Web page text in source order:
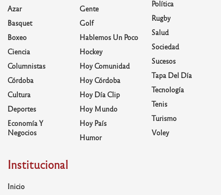
Azar
Basquet
Boxeo
Ciencia
Columnistas
Córdoba
Cultura
Deportes
Economía Y
Negocios
Gente
Golf
Hablemos Un Poco
Hockey
Hoy Comunidad
Hoy Córdoba
Hoy Día Clip
Hoy Mundo
Hoy País
Humor
Política
Rugby
Salud
Sociedad
Sucesos
Tapa Del Día
Tecnología
Tenis
Turismo
Voley
Institucional
Inicio